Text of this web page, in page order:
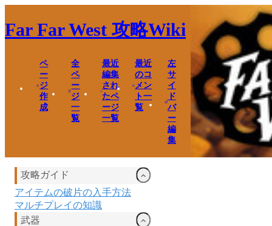
Far Far West 攻略Wiki
ペ
ー
ジ
作
成
全
ペ
ー
ジ
一
覧
最近
編集
され
たペ
ージ
一覧
最近
のコ
メン
ト一
覧
左
サ
イ
ド
バ
ー
編
集
攻略ガイド
アイテムの破片の入手方法
マルチプレイの知識
武器